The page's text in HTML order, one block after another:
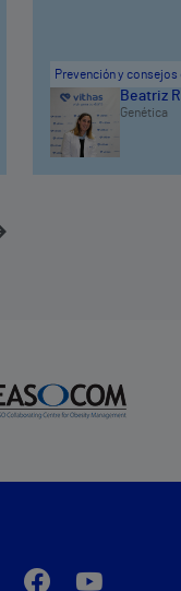
Prevención y consejos
Beatriz
Genética